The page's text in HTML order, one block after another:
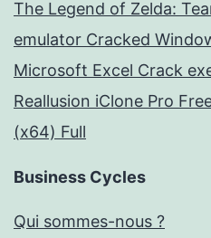
The Legend of Zelda:
emulator Cracked
Microsoft Excel Crack
Reallusion iClone Pro
(x64) Full
Business Cycles
Qui sommes-nous ?